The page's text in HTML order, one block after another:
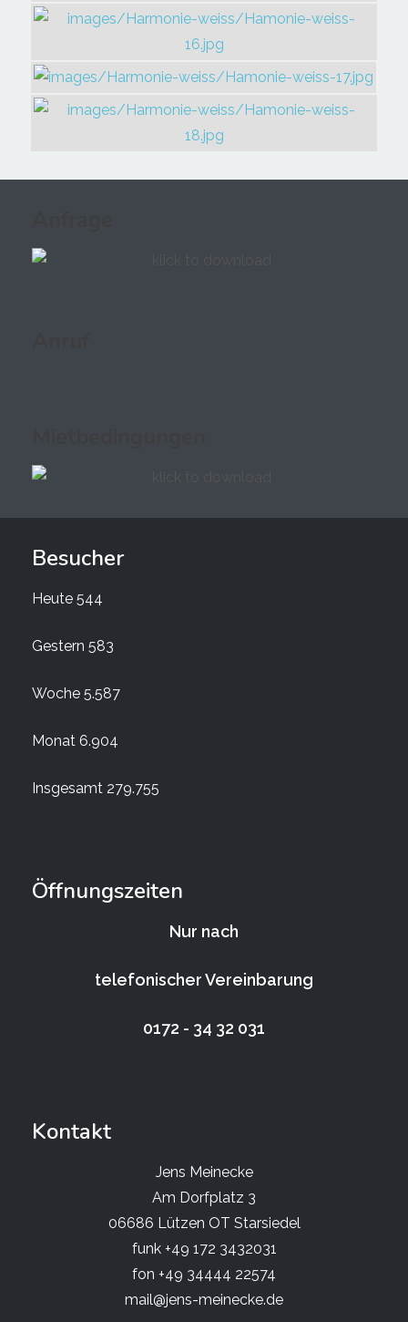
Besucher
Heute 544
Gestern 583
Woche 5.587
Monat 6.904
Insgesamt 279.755
Öffnungszeiten
Nur nach
telefonischer Vereinbarung
0172 - 34 32 031
Kontakt
Jens Meinecke
Am Dorfplatz 3
06686 Lützen OT Starsiedel
funk +49 172 3432031
fon +49 34444 22574
mail@jens-meinecke.de